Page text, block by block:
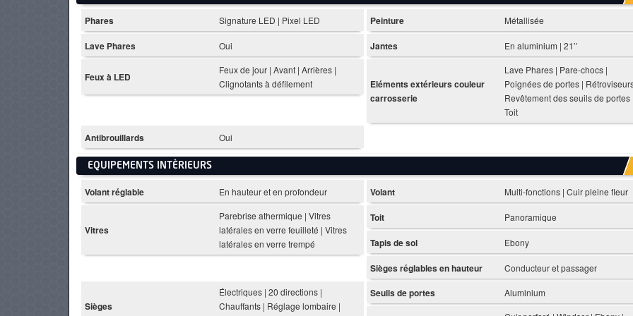
Phares Signature LED | Pixel LED Peinture Métallisée
Lave Phares Oui Jantes En aluminium | 21’’
Feux à LED
Feux de jour | Avant | Arrières |
Clignotants à défilement
Eléments extérieurs couleur
carrosserie
Lave Phares | Pare-chocs |
Poignées de portes |
Revêtement des seuils de portes
Toit
Antibrouillards Oui
EQUIPEMENTS INTÈRIEURS
Volant réglable En hauteur et en profondeur Volant Multi-fonctions | Cuir pleine fleur
Vitres
Parebrise athermique | Vitres
latérales en verre feuilleté | Vitres
latérales en verre trempé
Toit Panoramique
Tapis de sol Ebony
Sièges réglables en hauteur Conducteur et passager
Sièges
Électriques | 20 directions |
Chauffants | Réglage lombaire |
Seuils de portes
Aluminium